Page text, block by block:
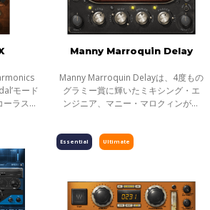
モード
ラスエ
世のも
Manny Marroquin Delay
Manny Marroquin Delayは、4度もの
グラミー賞に輝いたミキシング・エ
ンジニア、マニー・マロクィンが手
ンプルに操り、マニー・マロクィン
Ultimate
Essential